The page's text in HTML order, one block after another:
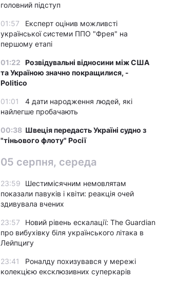
головний підступ
01:57
Експерт оцінив можливсті
української системи ППО "Фрея" на
першому етапі
01:22 Розвідувальні відносини між США
та Україною значно покращилися, -
Politico
01:01
4 дати народження людей, які
найлегше пробачають
00:38 Швеція передасть Україні судно з
"тіньового флоту" Росії
05 серпня, середа
23:59
Шестимісячним немовлятам
показали павуків і квіти: реакція очей
здивувала вчених
23:57
Новий рівень ескалації: The Guardian
про вибухівку біля українського літака в
Лейпцигу
23:41
Роналду похизувався у мережі
колекцією ексклюзивних суперкарів